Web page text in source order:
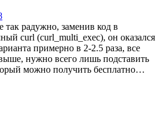
так радужно, заменив код в
curl (curl_multi_exec), он оказался
примерно в 2-2.5 раза, все
нужно всего лишь подставить
можно получить бесплатно…